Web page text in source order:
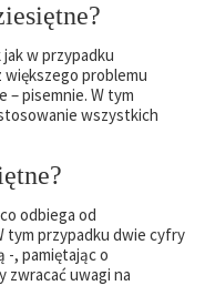
w przypadku
większego problemu
– pisemnie. W tym
wszystkich
odbiega od
tym przypadku dwie cyfry
-, pamiętając o
zwracać uwagi na